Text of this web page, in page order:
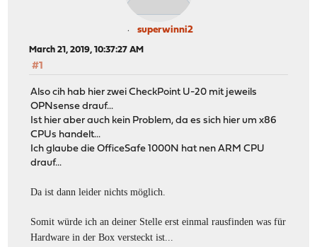
superwinni2
March 21, 2019, 10:37:27 AM
#1
Also cih hab hier zwei CheckPoint U-20 mit jeweils
OPNsense drauf...
Ist hier aber auch kein Problem, da es sich hier um x86
CPUs handelt...
Ich glaube die OfficeSafe 1000N hat nen ARM CPU
drauf...
Da ist dann leider nichts möglich.
Somit würde ich an deiner Stelle erst einmal rausfinden was für
Hardware in der Box versteckt ist...